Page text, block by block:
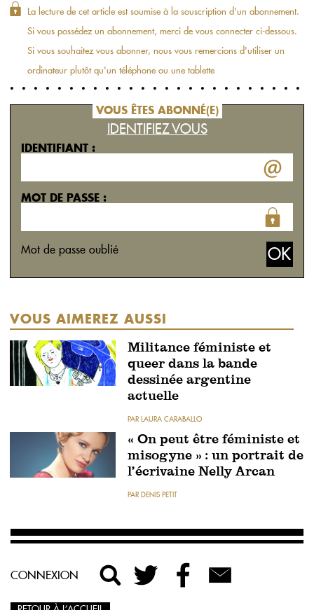
La lecture de cet article est soumise à la souscription d'un abonnement.
Si vous possédez un abonnement, merci de vous connecter ci-dessous.
Si vous souhaitez vous abonner, nous vous remercions d'utiliser un
ordinateur plutôt qu'un téléphone ou une tablette
VOUS ÊTES ABONNÉ(E)
IDENTIFIEZ VOUS
IDENTIFIANT :
MOT DE PASSE :
Mot de passe oublié
VOUS AIMEREZ AUSSI
Militance féministe et
queer dans la bande
dessinée argentine
actuelle
PAR LAURA CARABALLO
« On peut être féministe et
misogyne » : un portrait de
l’écrivaine Nelly Arcan
PAR DENIS PETIT
CONNEXION